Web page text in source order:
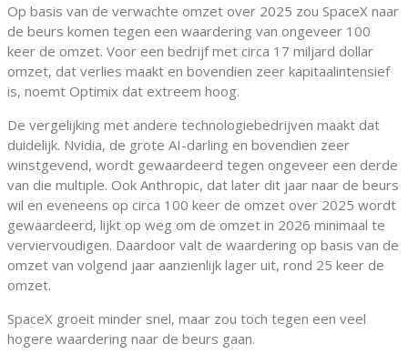
Op basis van de verwachte omzet over 2025 zou SpaceX naar
de beurs komen tegen een waardering van ongeveer 100
keer de omzet. Voor een bedrijf met circa 17 miljard dollar
omzet, dat verlies maakt en bovendien zeer kapitaalintensief
is, noemt Optimix dat extreem hoog.
De vergelijking met andere technologiebedrijven maakt dat
duidelijk. Nvidia, de grote AI-darling en bovendien zeer
winstgevend, wordt gewaardeerd tegen ongeveer een derde
van die multiple. Ook Anthropic, dat later dit jaar naar de beurs
wil en eveneens op circa 100 keer de omzet over 2025 wordt
gewaardeerd, lijkt op weg om de omzet in 2026 minimaal te
verviervoudigen. Daardoor valt de waardering op basis van de
omzet van volgend jaar aanzienlijk lager uit, rond 25 keer de
omzet.
SpaceX groeit minder snel, maar zou toch tegen een veel
hogere waardering naar de beurs gaan.